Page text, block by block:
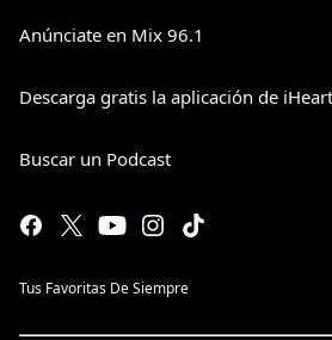
Anúnciate en Mix 96.1
Descarga gratis la aplicación de
Buscar un Podcast
Tus Favoritas De Siempre